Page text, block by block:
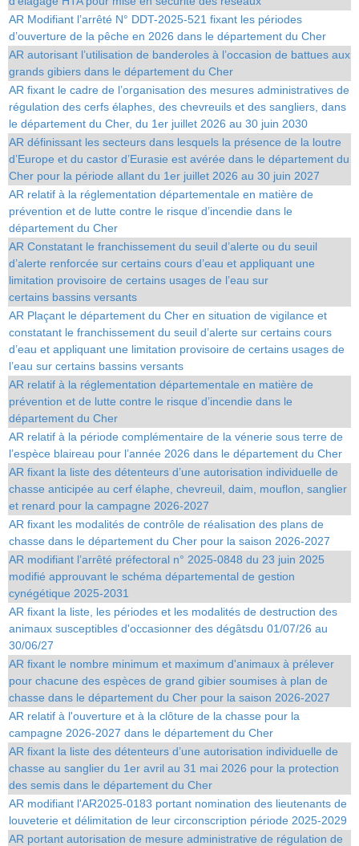
AR Modifiant l’arrêté N° DDT-2025-521 fixant les périodes
d’ouverture de la pêche en 2026 dans le département du Cher
AR autorisant l’utilisation de banderoles à l’occasion de battues aux
grands gibiers dans le département du Cher
AR fixant le cadre de l’organisation des mesures administratives de
régulation des cerfs élaphes, des chevreuils et des sangliers, dans
le département du Cher, du 1er juillet 2026 au 30 juin 2030
AR définissant les secteurs dans lesquels la présence de la loutre
d’Europe et du castor d’Eurasie est avérée dans le département du
Cher pour la période allant du 1er juillet 2026 au 30 juin 2027
AR relatif à la réglementation départementale en matière de
prévention et de lutte contre le risque d’incendie dans le
département du Cher
AR Constatant le franchissement du seuil d’alerte ou du seuil
d’alerte renforcée sur certains cours d’eau et appliquant une
limitation provisoire de certains usages de l’eau sur
certains bassins versants
AR Plaçant le département du Cher en situation de vigilance et
constatant le franchissement du seuil d’alerte sur certains cours
d’eau et appliquant une limitation provisoire de certains usages de
l’eau sur certains bassins versants
AR relatif à la réglementation départementale en matière de
prévention et de lutte contre le risque d’incendie dans le
département du Cher
AR relatif à la période complémentaire de la vénerie sous terre de
l’espèce blaireau pour l’année 2026 dans le département du Cher
AR fixant la liste des détenteurs d’une autorisation individuelle de
chasse anticipée au cerf élaphe, chevreuil, daim, mouflon, sanglier
et renard pour la campagne 2026-2027
AR fixant les modalités de contrôle de réalisation des plans de
chasse dans le département du Cher pour la saison 2026-2027
AR modifiant l’arrêté préfectoral n° 2025-0848 du 23 juin 2025
modifié approuvant le schéma départemental de gestion
cynégétique 2025-2031
AR fixant la liste, les périodes et les modalités de destruction des
animaux susceptibles d'occasionner des dégâtsdu 01/07/26 au
30/06/27
AR fixant le nombre minimum et maximum d'animaux à prélever
pour chacune des espèces de grand gibier soumises à plan de
chasse dans le département du Cher pour la saison 2026-2027
AR relatif à l'ouverture et à la clôture de la chasse pour la
campagne 2026-2027 dans le département du Cher
AR fixant la liste des détenteurs d’une autorisation individuelle de
chasse au sanglier du 1er avril au 31 mai 2026 pour la protection
des semis dans le département du Cher
AR modifiant l'AR2025-0183 portant nomination des lieutenants de
louveterie et délimitation de leur circonscription période 2025-2029
AR portant autorisation de mesure administrative de régulation de